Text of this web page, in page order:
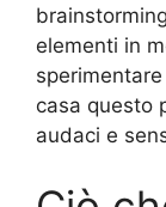
elementi in
casa questo
audaci e